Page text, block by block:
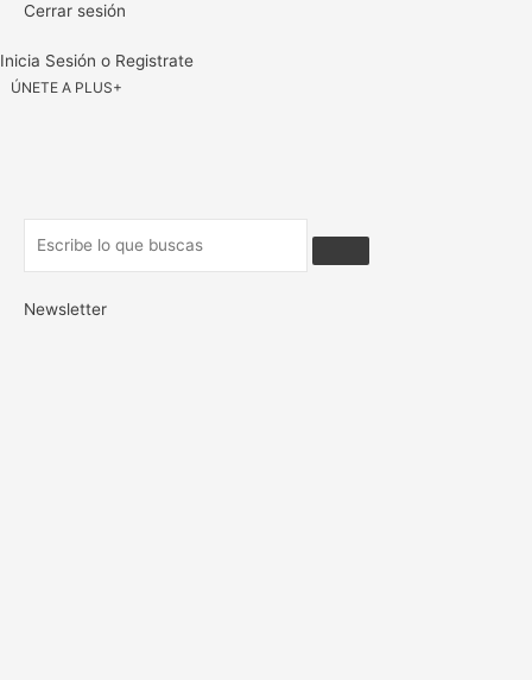
Cerrar sesión
Inicia Sesión o Registrate
ÚNETE A PLUS+
Newsletter